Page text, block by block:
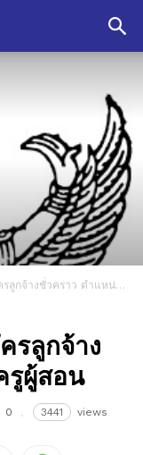
จ้างชั่วคราว ตำแหน่งครูผู้สอน
รลูกจ้าง
รูผู้สอน
0 3441 views